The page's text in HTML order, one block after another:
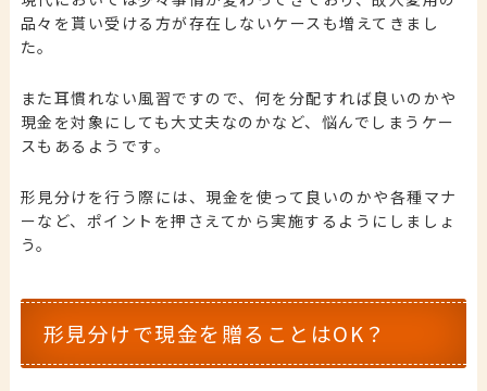
品々を貰い受ける方が存在しないケースも増えてきまし
た。
また耳慣れない風習ですので、何を分配すれば良いのかや
現金を対象にしても大丈夫なのかなど、悩んでしまうケー
スもあるようです。
形見分けを行う際には、現金を使って良いのかや各種マナ
ーなど、ポイントを押さえてから実施するようにしましょ
う。
形見分けで現金を贈ることはOK？